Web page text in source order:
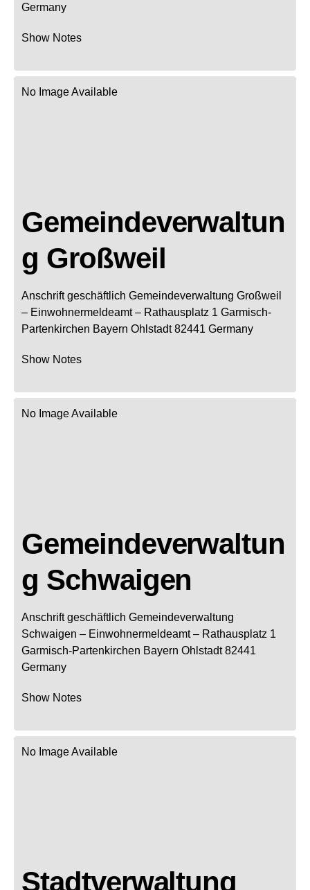
Germany
Show Notes
No Image Available
Gemeindeverwaltun
g Großweil
Anschrift geschäftlich Gemeindeverwaltung Großweil
– Einwohnermeldeamt – Rathausplatz 1 Garmisch-
Partenkirchen Bayern Ohlstadt 82441 Germany
Show Notes
No Image Available
Gemeindeverwaltun
g Schwaigen
Anschrift geschäftlich Gemeindeverwaltung
Schwaigen – Einwohnermeldeamt – Rathausplatz 1
Garmisch-Partenkirchen Bayern Ohlstadt 82441
Germany
Show Notes
No Image Available
Stadtverwaltung